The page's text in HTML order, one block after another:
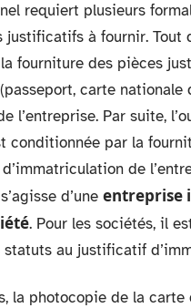
requiert plusieurs
justificatifs à fournir. Tout
fourniture des pièces
carte nationale
l’entreprise. Par suite,
conditionnée par la
de
d’une entreprise
. Pour les sociétés, il
statuts au justificatif
la photocopie de la carte